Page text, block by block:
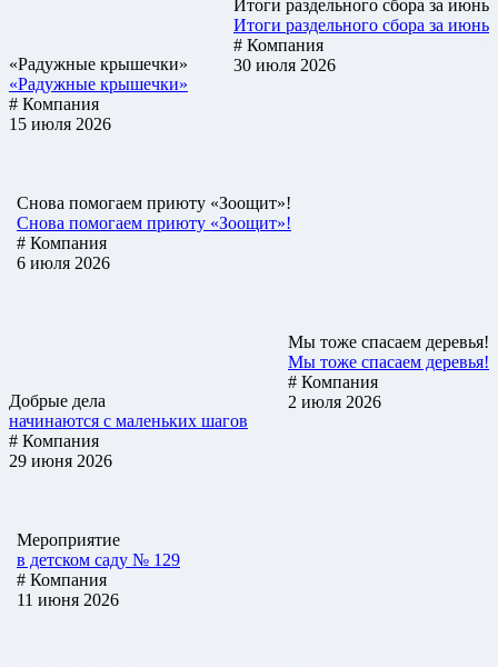
Итоги раздельного сбора за июнь
Итоги раздельного сбора за июнь
# Компания
30 июля 2026
«Радужные крышечки»
«Радужные крышечки»
# Компания
15 июля 2026
Снова помогаем приюту «Зоощит»!
Снова помогаем приюту «Зоощит»!
# Компания
6 июля 2026
Мы тоже спасаем деревья!
Мы тоже спасаем деревья!
# Компания
2 июля 2026
Добрые дела
начинаются с маленьких шагов
# Компания
29 июня 2026
Мероприятие
в детском саду № 129
# Компания
11 июня 2026